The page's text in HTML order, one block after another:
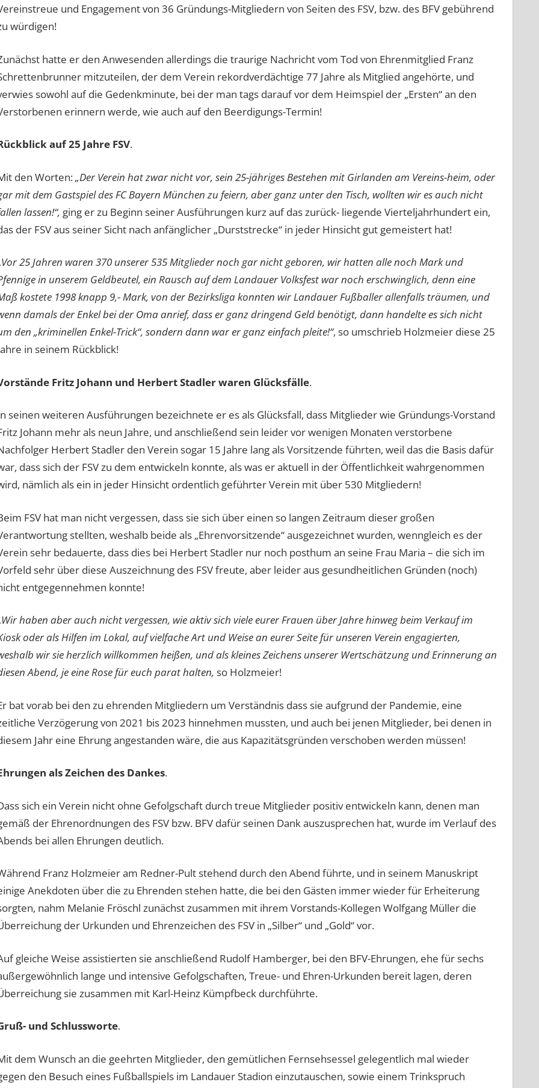
und Engagement von 36 Gründungs-Mitgliedern von Seiten des FSV, bzw. des BFV gebührend
würdigen!
hatte er den Anwesenden allerdings die traurige Nachricht vom Tod von Ehrenmitglied Franz
mitzuteilen, der dem Verein rekordverdächtige 77 Jahre als Mitglied angehörte, und
sowohl auf die Gedenkminute, bei der man tags darauf vor dem Heimspiel der „Ersten“ an den
erinnern werde, wie auch auf den Beerdigungs-Termin!
auf 25 Jahre FSV.
den Worten:„Der Verein hat zwar nicht vor, sein 25-jähriges Bestehen mit Girlanden am Vereins-heim, oder
mit dem Gastspiel des FC Bayern München zu feiern, aber ganz unter den Tisch, wollten wir es auch nicht
lassen!“, ging er zu Beginn seiner Ausführungen kurz auf das zurück- liegende Vierteljahrhundert ein,
der FSV aus seiner Sicht nach anfänglicher „Durststrecke“ in jeder Hinsicht gut gemeistert hat!
Vor 25 Jahren waren 370 unserer 535 Mitglieder noch gar nicht geboren, wir hatten alle noch Mark und
in unserem Geldbeutel, ein Rausch auf dem Landauer Volksfest war noch erschwinglich, denn eine
kostete 1998 knapp 9,- Mark, von der Bezirksliga konnten wir Landauer Fußballer allenfalls träumen, und
damals der Enkel bei der Oma anrief, dass er ganz dringend Geld benötigt, dann handelte es sich nicht
den „kriminellen Enkel-Trick“, sondern dann war er ganz einfach pleite!“, so umschrieb Holzmeier diese 25
in seinem Rückblick!
Fritz Johann und Herbert Stadler waren Glücksfälle.
seinen weiteren Ausführungen bezeichnete er es als Glücksfall, dass Mitglieder wie Gründungs-Vorstand
Johann mehr als neun Jahre, und anschließend sein leider vor wenigen Monaten verstorbene
Herbert Stadler den Verein sogar 15 Jahre lang als Vorsitzende führten, weil das die Basis dafür
dass sich der FSV zu dem entwickeln konnte, als was er aktuell in der Öffentlichkeit wahrgenommen
nämlich als ein in jeder Hinsicht ordentlich geführter Verein mit über 530 Mitgliedern!
FSV hat man nicht vergessen, dass sie sich über einen so langen Zeitraum dieser großen
stellten, weshalb beide als „Ehrenvorsitzende“ ausgezeichnet wurden, wenngleich es der
sehr bedauerte, dass dies bei Herbert Stadler nur noch posthum an seine Frau Maria – die sich im
sehr über diese Auszeichnung des FSV freute, aber leider aus gesundheitlichen Gründen (noch)
entgegennehmen konnte!
Wir haben aber auch nicht vergessen, wie aktiv sich viele eurer Frauen über Jahre hinweg beim Verkauf im
oder als Hilfen im Lokal, auf vielfache Art und Weise an eurer Seite für unseren Verein engagierten,
wir sie herzlich willkommen heißen, und als kleines Zeichens unserer Wertschätzung und Erinnerung an
Abend, je eine Rose für euch parat halten, so Holzmeier!
bat vorab bei den zu ehrenden Mitgliedern um Verständnis dass sie aufgrund der Pandemie, eine
Verzögerung von 2021 bis 2023 hinnehmen mussten, und auch bei jenen Mitglieder, bei denen in
Jahr eine Ehrung angestanden wäre, die aus Kapazitätsgründen verschoben werden müssen!
als Zeichen des Dankes.
sich ein Verein nicht ohne Gefolgschaft durch treue Mitglieder positiv entwickeln kann, denen man
der Ehrenordnungen des FSV bzw. BFV dafür seinen Dank auszusprechen hat, wurde im Verlauf des
bei allen Ehrungen deutlich.
Franz Holzmeier am Redner-Pult stehend durch den Abend führte, und in seinem Manuskript
Anekdoten über die zu Ehrenden stehen hatte, die bei den Gästen immer wieder für Erheiterung
nahm Melanie Fröschl zunächst zusammen mit ihrem Vorstands-Kollegen Wolfgang Müller die
der Urkunden und Ehrenzeichen des FSV in „Silber“ und „Gold“ vor.
gleiche Weise assistierten sie anschließend Rudolf Hamberger, bei den BFV-Ehrungen, ehe für sechs
lange und intensive Gefolgschaften, Treue- und Ehren-Urkunden bereit lagen, deren
sie zusammen mit Karl-Heinz Kümpfbeck durchführte.
und Schlussworte.
dem Wunsch an die geehrten Mitglieder, den gemütlichen Fernsehsessel gelegentlich mal wieder
den Besuch eines Fußballspiels im Landauer Stadion einzutauschen, sowie einem Trinkspruch